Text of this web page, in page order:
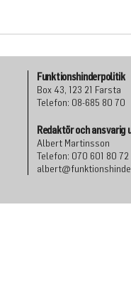
Funktionshinderpolitik
Box 43, 123 21 Farsta
Telefon: 08-685 80 70
Redaktör och ansvarig
Albert Martinsson
Telefon: 070 601 80 72